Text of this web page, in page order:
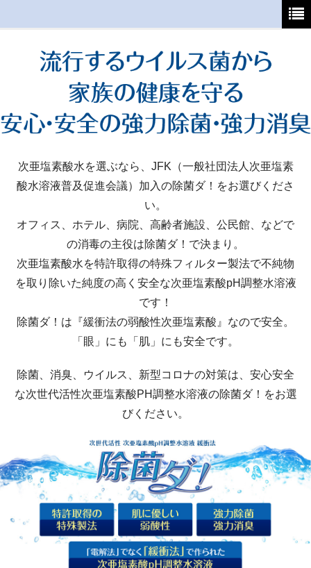
ホーム
支払・送料について
よくあるご質問
特定商取引法
カート
マイページ
次亜塩素酸水を選ぶなら、JFK（一般社団法人次亜塩素
酸水溶液普及促進会議）加入の除菌ダ！をお選びくださ
い。
オフィス、ホテル、病院、高齢者施設、公民館、などで
の消毒の主役は除菌ダ！で決まり。
次亜塩素酸水を特許取得の特殊フィルター製法で不純物
を取り除いた純度の高く安全な次亜塩素酸pH調整水溶液
です！
除菌ダ！は『緩衝法の弱酸性次亜塩素酸』なので安全。
「眼」にも「肌」にも安全です。
除菌、消臭、ウイルス、新型コロナの対策は、安心安全
な次世代活性次亜塩素酸PH調整水溶液の除菌ダ！をお選
びください。